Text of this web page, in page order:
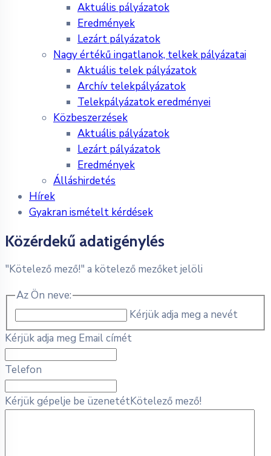
Aktuális pályázatok
Eredmények
Lezárt pályázatok
Nagy értékű ingatlanok, telkek pályázatai
Aktuális telek pályázatok
Archív telekpályázatok
Telekpályázatok eredményei
Közbeszerzések
Aktuális pályázatok
Lezárt pályázatok
Eredmények
Álláshirdetés
Hírek
Gyakran ismételt kérdések
Közérdekű adatigénylés
"Kötelező mező!" a kötelező mezőket jelöli
Az Ön neve:
Kérjük adja meg a nevét
Kérjük adja meg Email címét
Telefon
Kérjük gépelje be üzenetétKötelező mező!